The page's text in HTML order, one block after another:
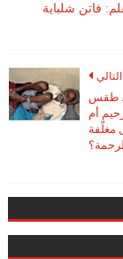
فاتن شلباية
التالي
طقس
أم
مغلّفة